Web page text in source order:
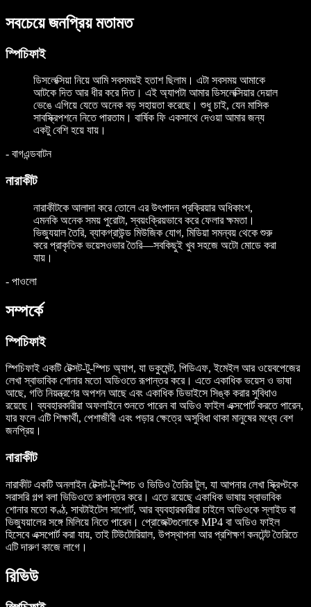
সবচেয়ে জনপ্রিয় মতামত
স্পিচিফাই
ডিসলেক্সিয়া নিয়ে আমি সবসময়ই হতাশ ছিলাম। এটা সবসময় আমাকে
আটকে দিত আর ধীর করে দিত। এই অ্যাপটা আমার ডিসলেক্সিয়ার দেয়াল
ভেঙে এগিয়ে যেতে অনেক বড় সহায়তা করেছে। শুধু চাই, যেন মাসিক
সাবস্ক্রিপশনে নিতে পারতাম। বার্ষিক ফি একসাথে দেওয়া আমার জন্য
একটু বেশি হয়ে যায়।
- বাগএন্ডবাটন
নারাকীট
নারাকীটকে আলাদা করে তোলে এর উৎপাদন প্রক্রিয়ার অধিকাংশ,
এমনকি অনেক সময় পুরোটা, স্বয়ংক্রিয়ভাবে করে ফেলার ক্ষমতা।
ভিজ্যুয়াল তৈরি, ব্যাকগ্রাউন্ড মিউজিক যোগ, মিডিয়া সমন্বয় থেকে শুরু
করে প্রাকৃতিক ভয়েসওভার তৈরি—সবকিছুই খুব সহজে অটো মোডে করা
যায়।
- পাওলো
সম্পর্কে
স্পিচিফাই
স্পিচিফাই একটি টেক্সট-টু-স্পিচ অ্যাপ, যা ডকুমেন্ট, পিডিএফ, ইমেইল আর ওয়েবপেজের
লেখা স্বাভাবিক শোনার মতো অডিওতে রূপান্তর করে। এতে একাধিক ভয়েস ও ভাষা
আছে, গতি নিয়ন্ত্রণের অপশন আছে এবং একাধিক ডিভাইসে সিঙ্ক করার সুবিধাও
রয়েছে। ব্যবহারকারীরা অফলাইনে শুনতে পারেন বা অডিও ফাইল এক্সপোর্ট করতে পারেন,
যার ফলে এটি শিক্ষার্থী, পেশাজীবী এবং পড়ার ক্ষেত্রে অসুবিধা থাকা মানুষের মধ্যে বেশ
জনপ্রিয়।
নারাকীট
নারাকীট একটি অনলাইন টেক্সট-টু-স্পিচ ও ভিডিও তৈরির টুল, যা আপনার লেখা স্ক্রিপ্টকে
সরাসরি গল্প বলা ভিডিওতে রূপান্তর করে। এতে রয়েছে একাধিক ভাষায় স্বাভাবিক
শোনার মতো কণ্ঠ, সাবটাইটেল সাপোর্ট, আর ব্যবহারকারীরা চাইলে অডিওকে স্লাইড বা
ভিজ্যুয়ালের সঙ্গে মিলিয়ে নিতে পারেন। প্রোজেক্টগুলোকে MP4 বা অডিও ফাইল
হিসেবে এক্সপোর্ট করা যায়, তাই টিউটোরিয়াল, উপস্থাপনা আর প্রশিক্ষণ কনটেন্ট তৈরিতে
এটি দারুণ কাজে লাগে।
রিভিউ